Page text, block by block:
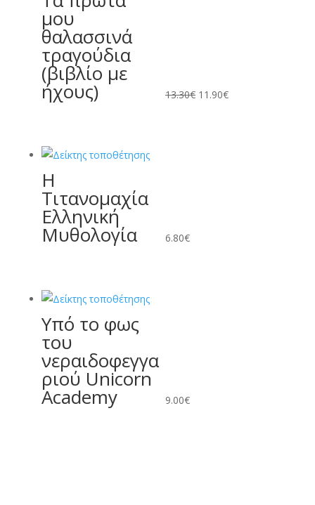
μου
θαλασσινά
τραγούδια
(βιβλίο με
ήχους) 13.30€ 11.90€
Η
Τιτανομαχία
Ελληνική
Μυθολογία 6.80€
Υπό το φως
του
νεραιδοφεγγα
ριού Unicorn
Academy 9.00€